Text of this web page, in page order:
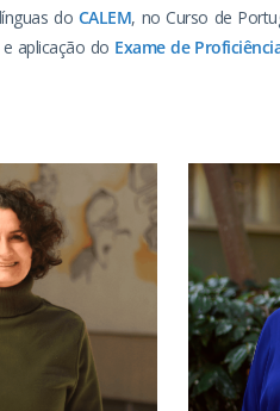
do CALEM, no Curso de
aplicação do Exame de